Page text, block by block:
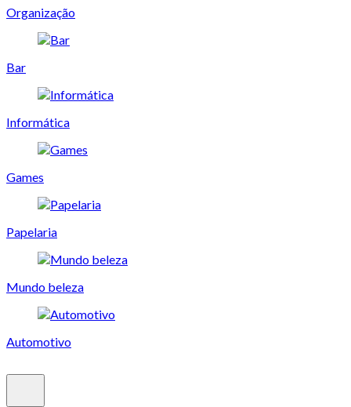
Organização
Bar
Informática
Games
Papelaria
Mundo beleza
Automotivo